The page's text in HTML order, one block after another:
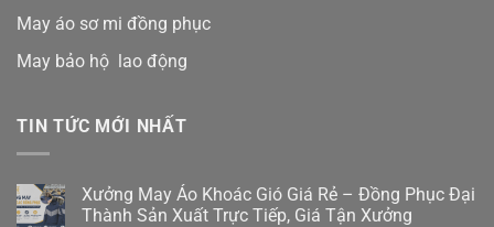
May áo sơ mi đồng phục
May bảo hộ lao động
TIN TỨC MỚI NHẤT
Xưởng May Áo Khoác Gió Giá Rẻ – Đồng Phục Đại
Thành Sản Xuất Trực Tiếp, Giá Tận Xưởng